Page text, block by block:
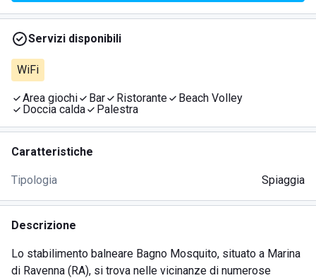
Servizi disponibili
WiFi
Area giochi Bar Ristorante
Beach Volley
Doccia calda
Palestra
Caratteristiche
Tipologia Spiaggia
Descrizione
Lo stabilimento balneare Bagno Mosquito, situato a Marina
di Ravenna (RA), si trova nelle vicinanze di numerose